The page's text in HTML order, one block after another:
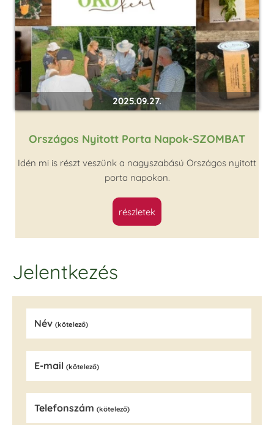
2025.09.27.
Országos Nyitott Porta Napok-SZOMBAT
Idén mi is részt veszünk a nagyszabású Országos nyitott
porta napokon.
részletek
Jelentkezés
Név (kötelező)
E-mail (kötelező)
Telefonszám (kötelező)